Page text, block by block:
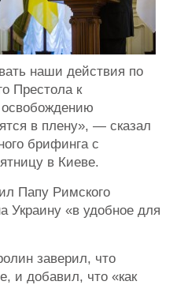
наши действия по
Престола к
в плену», — сказал
брифинга с
в Киеве.
Папу Римского
Украину «в удобное для
заверил, что
и добавил, что «как